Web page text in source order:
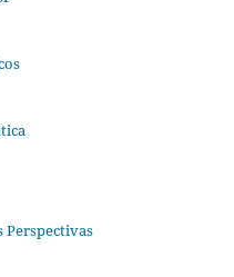
Perspectivas